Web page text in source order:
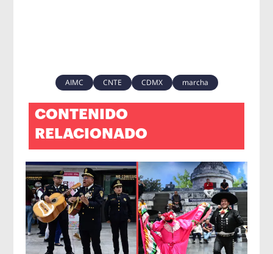
AIMC CNTE CDMX marcha
CONTENIDO
RELACIONADO